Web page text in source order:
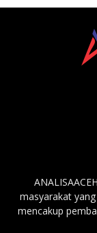
masyarakat
mencakup